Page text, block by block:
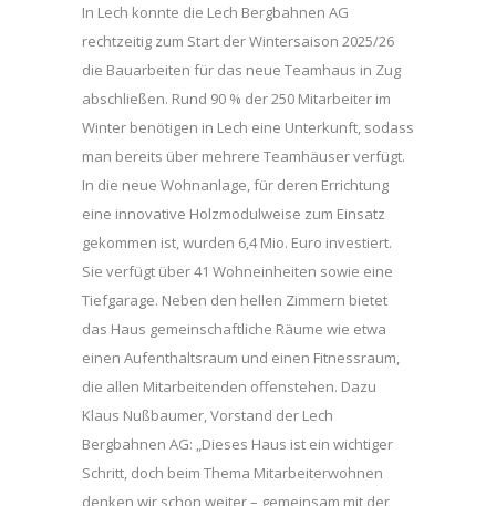
In Lech konnte die Lech Bergbahnen AG
rechtzeitig zum Start der Wintersaison 2025/26
die Bauarbeiten für das neue Teamhaus in Zug
abschließen. Rund 90 % der 250 Mitarbeiter im
Winter benötigen in Lech eine Unterkunft, sodass
man bereits über mehrere Teamhäuser verfügt.
In die neue Wohnanlage, für deren Errichtung
eine innovative Holzmodulweise zum Einsatz
gekommen ist, wurden 6,4 Mio. Euro investiert.
Sie verfügt über 41 Wohneinheiten sowie eine
Tiefgarage. Neben den hellen Zimmern bietet
das Haus gemeinschaftliche Räume wie etwa
einen Aufenthaltsraum und einen Fitnessraum,
die allen Mitarbeitenden offenstehen. Dazu
Klaus Nußbaumer, Vorstand der Lech
Bergbahnen AG: „Dieses Haus ist ein wichtiger
Schritt, doch beim Thema Mitarbeiterwohnen
denken wir schon weiter – gemeinsam mit der